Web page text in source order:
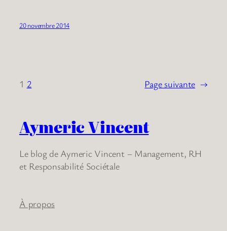
20 novembre 2014
1 2 Page suivante →
Aymeric Vincent
Le blog de Aymeric Vincent – Management, RH
et Responsabilité Sociétale
À propos